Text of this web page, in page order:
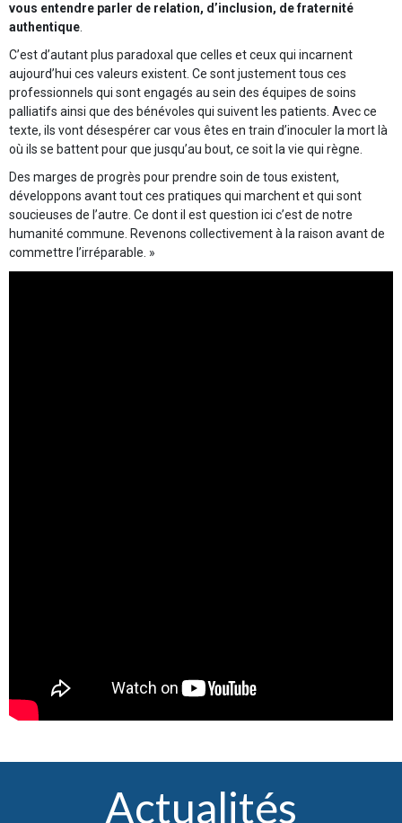
vous entendre parler de relation, d’inclusion, de fraternité
authentique.
C’est d’autant plus paradoxal que celles et ceux qui incarnent
aujourd’hui ces valeurs existent. Ce sont justement tous ces
professionnels qui sont engagés au sein des équipes de soins
palliatifs ainsi que des bénévoles qui suivent les patients. Avec ce
texte, ils vont désespérer car vous êtes en train d’inoculer la mort là
où ils se battent pour que jusqu’au bout, ce soit la vie qui règne.
Des marges de progrès pour prendre soin de tous existent,
développons avant tout ces pratiques qui marchent et qui sont
soucieuses de l’autre. Ce dont il est question ici c’est de notre
humanité commune. Revenons collectivement à la raison avant de
commettre l’irréparable. »
Actualités